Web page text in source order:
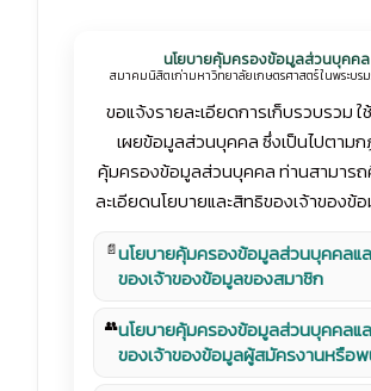
นโยบายคุ้มครองข้อมูลส่วนบุคคล
สมาคมนิสิตเก่ามหาวิทยาลัยเกษตรศาสตร์ ในพระบ
ขอแจ้งรายละเอียดการเก็บรวบรวม ใ
เผยข้อมูลส่วนบุคคล ซึ่งเป็นไปตาม
คุ้มครองข้อมูลส่วนบุคคล ท่านสามารถ
ละเอียดนโยบายและสิทธิของเจ้าของข้
📄นโยบายคุ้มครองข้อมูลส่วนบุคคลแ
ของเจ้าของข้อมูลของสมาชิก
👥นโยบายคุ้มครองข้อมูลส่วนบุคคลแ
ของเจ้าของข้อมูลผู้สมัครงานหรือ